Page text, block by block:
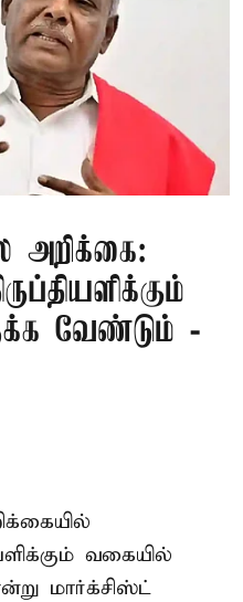
அறிக்கை:
வேண்டும் -
வகையில்
மார்க்சிஸ்ட்